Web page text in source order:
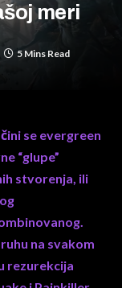
meri
5 Mins Read
se evergreen
“glupe”
stvorenja, ili
na svakom
rezurekcija